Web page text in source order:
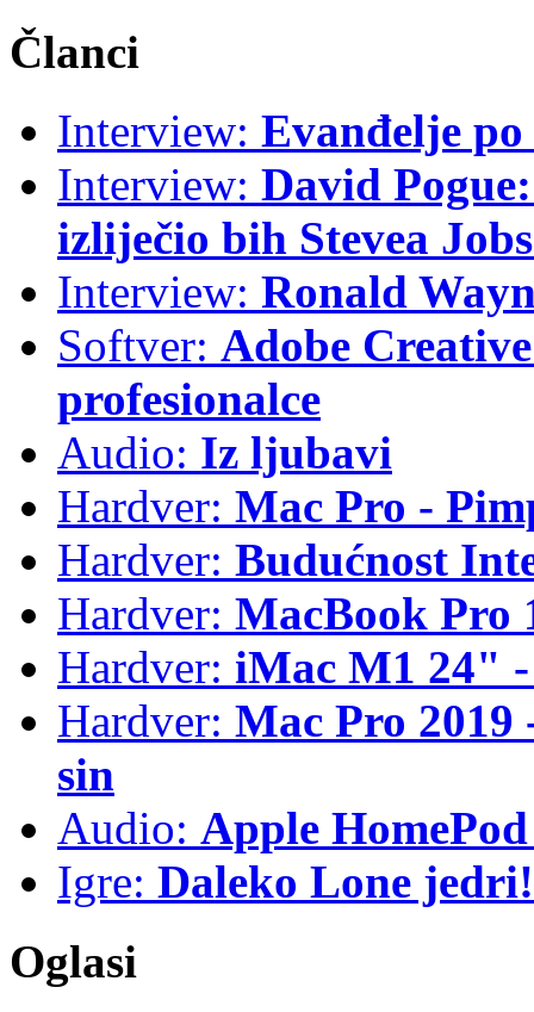
Članci
Interview: Evanđelje
Interview: David
izliječio bih Stevea
Interview: Ronald
Softver: Adobe
profesionalce
Audio: Iz ljubavi
Hardver: Mac Pro -
Hardver: Budućnost
Hardver: MacBook Pro
Hardver: iMac M1 24"
Hardver: Mac Pro
sin
Audio: Apple
Igre: Daleko Lone jedri!
Oglasi